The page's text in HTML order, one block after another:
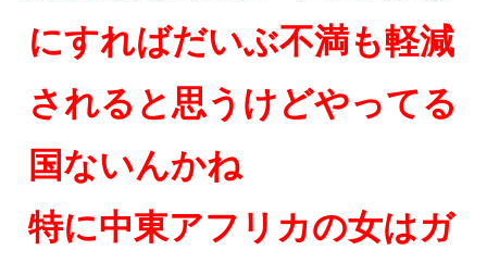
にすればだいぶ不満も軽減
されると思うけどやってる
国ないんかね
特に中東アフリカの女はガ